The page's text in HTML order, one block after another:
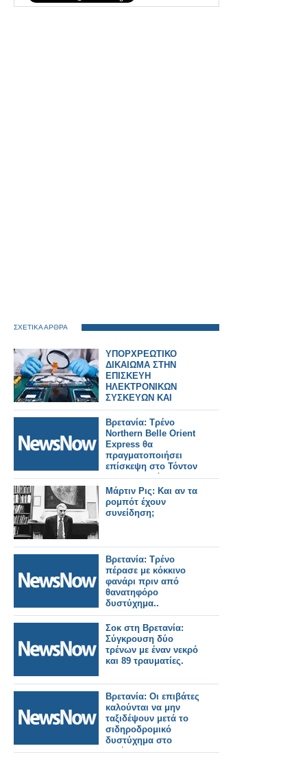
ΣΧΕΤΙΚΑ ΑΡΘΡΑ
ΥΠΟΡΧΡΕΩΤΙΚΟ
ΔΙΚΑΙΩΜΑ ΣΤΗΝ
ΕΠΙΣΚΕΥΗ
ΗΛΕΚΤΡΟΝΙΚΩΝ
ΣΥΣΚΕΥΩΝ ΚΑΙ
SPARTPHONES ΣΤΗΝ
ΕΛΛΑΔΑ
Βρετανία: Τρένο
Northern Belle Orient
Express θα
πραγματοποιήσει
επίσκεψη στο Τόντον
της Κορνουάλης.
Μάρτιν Ρις: Και αν τα
ρομπότ έχουν
συνείδηση;
Βρετανία: Τρένο
πέρασε με κόκκινο
φανάρι πριν από
θανατηφόρο
δυστύχημα..
Σοκ στη Βρετανία:
Σύγκρουση δύο
τρένων με έναν νεκρό
και 89 τραυματίες.
Βρετανία: Οι επιβάτες
καλούνται να μην
ταξιδέψουν μετά το
σιδηροδρομικό
δυστύχημα στο
Μπέντφορντ.